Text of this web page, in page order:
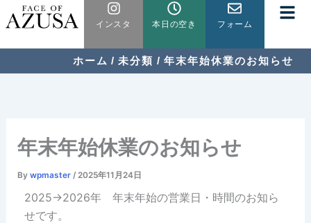
容
インスタ 本日の空き フォーム
ホーム 未分類 年末年始休業のお知らせ
年末年始休業のお知らせ
By wpmaster / 2025年11月24日
2025→2026年 年末年始の営業日・時間のお知ら
せです。